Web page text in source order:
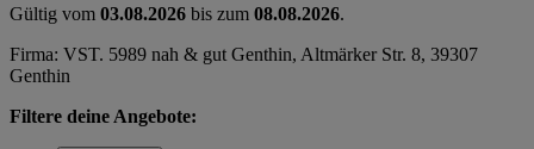
Gültig vom 03.08.2026 bis zum 08.08.2026.
Firma: VST. 5989 nah & gut Genthin, Altmärker Str. 8, 39307
Genthin
Filtere deine Angebote: